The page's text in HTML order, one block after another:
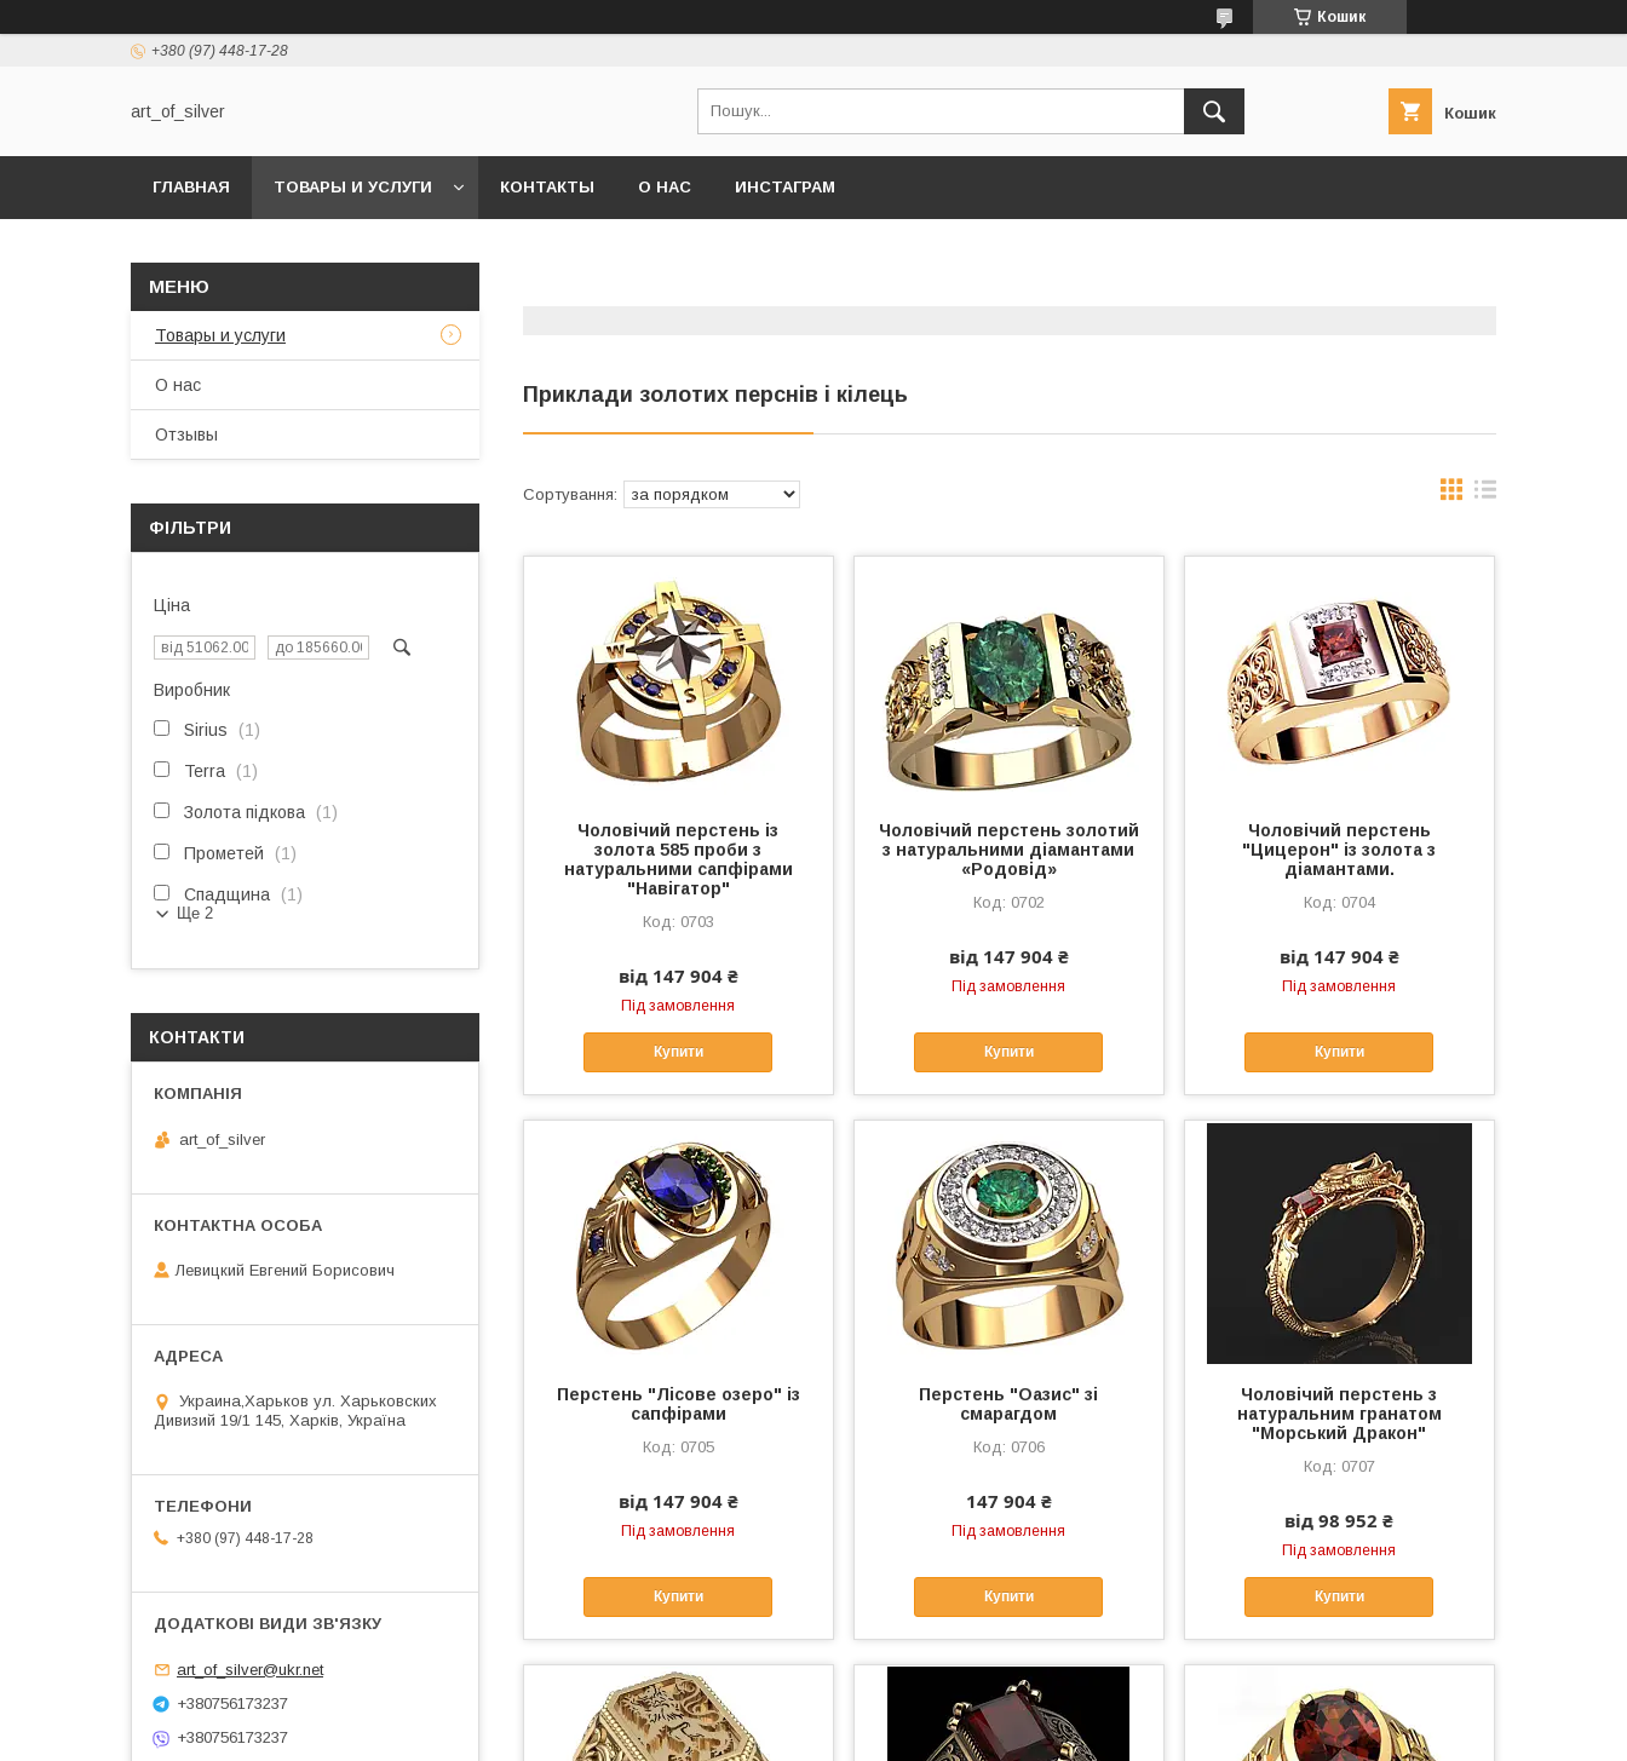
Кошик
+380 (97) 448-17-28
art_of_silver Кошик
ГЛАВНАЯ ТОВАРЫ И УСЛУГИ КОНТАКТЫ О НАС ИНСТАГРАМ
Приклади золотих перснів і кілець
Чоловічий перстень із
золота 585 проби з
натуральними сапфірами
"Навігатор"
0703
від 147 904 ₴
Під замовлення
Купити
Чоловічий перстень золотий
з натуральними діамантами
«Родовід»
0702
від 147 904 ₴
Під замовлення
Купити
Чоловічий перстень
"Цицерон" із золота з
діамантами.
0704
від 147 904 ₴
Під замовлення
Купити
Перстень "Лісове озеро" із
сапфірами
0705
від 147 904 ₴
Під замовлення
Купити
Перстень "Оазис" зі
смарагдом
0706
147 904 ₴
Під замовлення
Купити
Чоловічий перстень з
натуральним гранатом
"Морський Дракон"
0707
від 98 952 ₴
Під замовлення
Купити
Товары и услуги
О нас
Отзывы
ФІЛЬТРИ
Ціна
Виробник
Sirius 1
Terra 1
Золота підкова 1
Прометей 1
Спадщина 1
Ще 2
КОНТАКТИ
art_of_silver
Левицкий Евгений Борисович
Украина,Харьков ул. Харьковских
Дивизий 19/1 145, Харків, Україна
+380 (97) 448-17-28
art_of_silver@ukr.net
+380756173237
+380756173237